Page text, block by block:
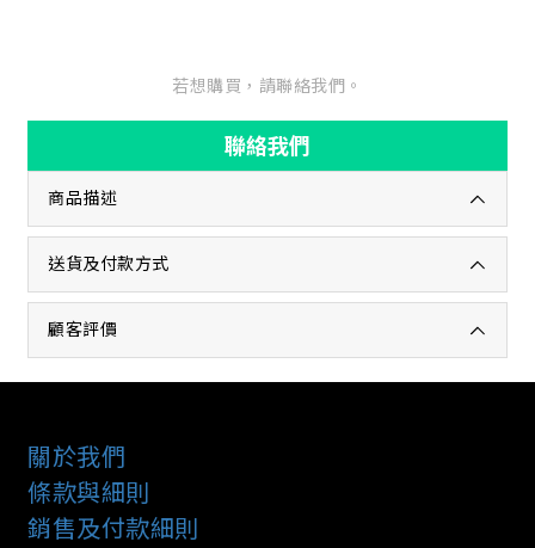
若想購買，請聯絡我們。
聯絡我們
商品描述
送貨及付款方式
顧客評價
關於我們
條款與細則
銷售及付款細則